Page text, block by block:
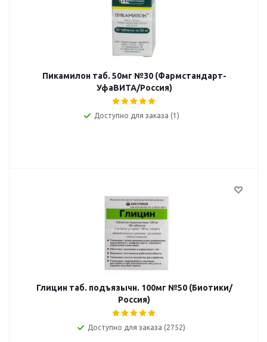
Пикамилон таб. 50мг №30 (Фармстандарт-
УфаВИТА/Россия)
Доступно для заказа (1)
Глицин таб. подъязычн. 100мг №50 (Биотики/
Россия)
Доступно для заказа (2752)